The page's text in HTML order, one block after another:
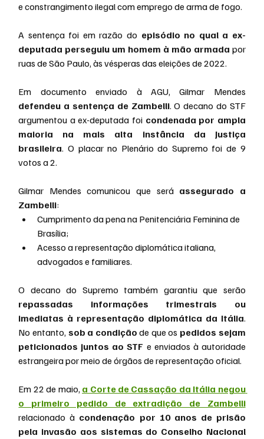
e constrangimento ilegal com emprego de arma de fogo.
A sentença foi em razão do episódio no qual a ex-
deputada perseguiu um homem à mão armada por
ruas de São Paulo, às vésperas das eleições de 2022.
defendeu a sentença de Zambelli. O decano do STF
argumentou a ex-deputada foi condenada por ampla
maioria na mais alta instância da Justiça
brasileira. O placar no Plenário do Supremo foi de 9
votos a 2.
Gilmar Mendes comunicou que será assegurado a
Zambelli:
Cumprimento da pena na Penitenciária Feminina de
Brasília;
Acesso a representação diplomática italiana,
advogados e familiares.
repassadas informações trimestrais ou
imediatas à representação diplomática da Itália.
No entanto, sob a condição de que os pedidos sejam
peticionados juntos ao STF e enviados à autoridade
estrangeira por meio de órgãos de representação oficial.
Em 22 de maio, a Corte de Cassação da Itália negou
o primeiro pedido de extradição de Zambelli
relacionado à condenação por 10 anos de prisão
pela invasão aos sistemas do Conselho Nacional